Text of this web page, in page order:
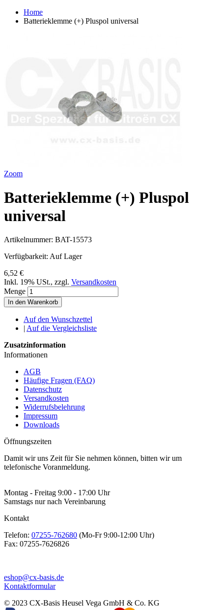
Home
Batterieklemme (+) Pluspol universal
Zoom
Batterieklemme (+) Pluspol
universal
Artikelnummer: BAT-15573
Verfügbarkeit: Auf Lager
6,52 €
Inkl. 19% USt., zzgl. Versandkosten
Menge
In den Warenkorb
Auf den Wunschzettel
| Auf die Vergleichsliste
Zusatzinformation
Informationen
AGB
Häufige Fragen (FAQ)
Datenschutz
Versandkosten
Widerrufsbelehrung
Impressum
Downloads
Öffnungszeiten
Damit wir uns Zeit für Sie nehmen können, bitten wir um
telefonische Voranmeldung.
Montag - Freitag 9:00 - 17:00 Uhr
Samstags nur nach Vereinbarung
Kontakt
Telefon: 07255-762680 (Mo-Fr 9:00-12:00 Uhr)
Fax: 07255-7626826
eshop@cx-basis.de
Kontaktformular
© 2023 CX-Basis Heusel Vega GmbH & Co. KG